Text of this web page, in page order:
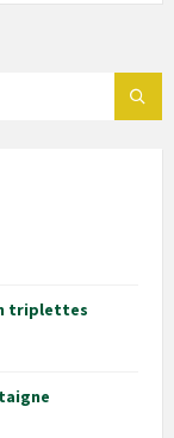
triplettes